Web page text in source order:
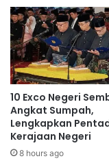
tahun depan,
bulan selepas itu.
Pilihan Raya Umum
lewatnya pada
a
d
a
w
a
k
t
u
m
a
l
e
c
e
r
d
a
s
a
n
B
u
10 Exco Negeri
Angkat Sumpah,
Lengkapkan
Kerajaan Negeri
8 hours ago